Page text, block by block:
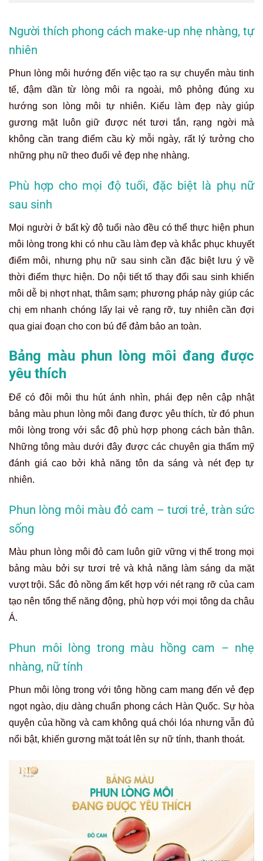
Người thích phong cách make-up nhẹ nhàng, tự
nhiên
Phun lòng môi hướng đến việc tạo ra sự chuyển màu tinh
tế, đậm dần từ lòng môi ra ngoài, mô phỏng đúng xu
hướng son lòng môi tự nhiên. Kiểu làm đẹp này giúp
gương mặt luôn giữ được nét tươi tắn, rạng ngời mà
không cần trang điểm cầu kỳ mỗi ngày, rất lý tưởng cho
những phụ nữ theo đuổi vẻ đẹp nhẹ nhàng.
Phù hợp cho mọi độ tuổi, đặc biệt là phụ nữ
sau sinh
Mọi người ở bất kỳ độ tuổi nào đều có thể thực hiện phun
môi lòng trong khi có nhu cầu làm đẹp và khắc phục khuyết
điểm môi, nhưng phụ nữ sau sinh cần đặc biệt lưu ý về
thời điểm thực hiện. Do nội tiết tố thay đổi sau sinh khiến
môi dễ bị nhợt nhạt, thâm sạm; phương pháp này giúp các
chị em nhanh chóng lấy lại vẻ rạng rỡ, tuy nhiên cần đợi
qua giai đoạn cho con bú để đảm bảo an toàn.
Bảng màu phun lòng môi đang được
yêu thích
Để có đôi môi thu hút ánh nhìn, phái đẹp nên cập nhật
bảng màu phun lòng môi đang được yêu thích, từ đó phun
môi lòng trong với sắc độ phù hợp phong cách bản thân.
Những tông màu dưới đây được các chuyên gia thẩm mỹ
đánh giá cao bởi khả năng tôn da sáng và nét đẹp tự
nhiên.
Phun lòng môi màu đỏ cam – tươi trẻ, tràn sức
sống
Màu phun lòng môi đỏ cam luôn giữ vững vị thế trong mọi
bảng màu bởi sự tươi trẻ và khả năng làm sáng da mặt
vượt trội. Sắc đỏ nồng ấm kết hợp với nét rạng rỡ của cam
tạo nên tổng thể năng động, phù hợp với mọi tông da châu
Á.
Phun môi lòng trong màu hồng cam – nhẹ
nhàng, nữ tính
Phun môi lòng trong với tông hồng cam mang đến vẻ đẹp
ngọt ngào, dịu dàng chuẩn phong cách Hàn Quốc. Sự hòa
quyện của hồng và cam không quá chói lóa nhưng vẫn đủ
nổi bật, khiến gương mặt toát lên sự nữ tính, thanh thoát.